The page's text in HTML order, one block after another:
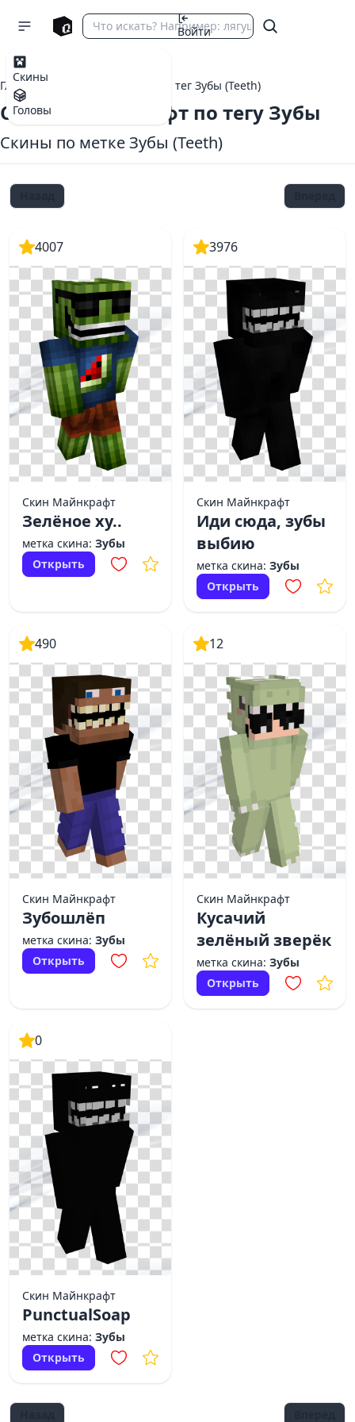
Скины
Головы
Войти
Главная тег Зубы (Teeth)
Скины Майнкрафт по тегу Зубы
Скины по метке Зубы (Teeth)
4007
Скин Майнкрафт
Зелёное ху..
метка скина: Зубы
Открыть
3976
Скин Майнкрафт
Иди сюда, зубы
выбию
метка скина: Зубы
Открыть
490
Скин Майнкрафт
Зубошлёп
метка скина: Зубы
Открыть
12
Скин Майнкрафт
Кусачий
зелёный зверёк
метка скина: Зубы
Открыть
0
Скин Майнкрафт
PunctualSoap
метка скина: Зубы
Открыть